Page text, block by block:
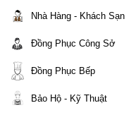
Nhà Hàng - Khách Sạn
Đồng Phục Công Sở
Đồng Phục Bếp
Bảo Hộ - Kỹ Thuật